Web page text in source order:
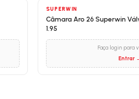
SUPERWIN
Câmara Aro 26 Superwin
1.95
Faça login para
Entrar